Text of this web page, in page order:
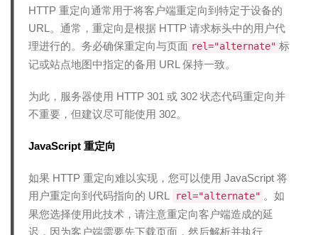
HTTP 重定向通常用于将客户端重定向到特定于设备的
URL。通常，重定向是根据 HTTP 请求标头中的用户代
理进行的。务必确保重定向与页面 rel="alternate" 标
记或站点地图中指定的备用 URL 保持一致。
为此，服务器使用 HTTP 301 或 302 状态代码重定向并
不重要，但建议尽可能使用 302。
JavaScript 重定向
如果 HTTP 重定向难以实现，您可以使用 JavaScript 将
用户重定向到代码指向的 URL
rel="alternate" 。如
果您选择使用此技术，请注意重定向客户端造成的延
迟，因为客户端需要先下载页面，然后解析并执行